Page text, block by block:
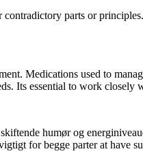
parts or
Medications used to
Its essential to work
humør og
for begge parter at have